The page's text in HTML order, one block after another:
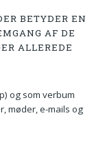
BETYDER EN
AF DE
ALLEREDE
og som verbum
møder, e-mails og